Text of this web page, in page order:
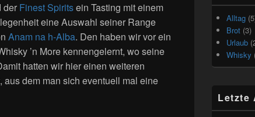
der Finest Spiritsein Tasting mit einem
eine Auswahl seiner Range
Anam na h-Alba. Den haben wir vor ein
’n More kennengelernt, wo seine
hatten wir hier einen weiteren
dem man sich eventuell mal eine
Alltag
Brot (3)
Urlaub
Whisky
Letzte